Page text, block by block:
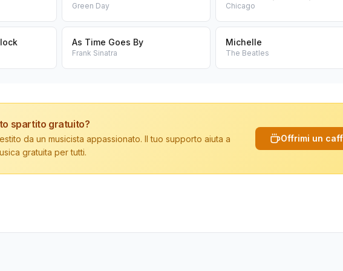
Green Day Chicago
As Time Goes By
Frank Sinatra
Michelle
The Beatles
spartito gratuito?
da un musicista appassionato. Il tuo supporto aiuta a
gratuita per tutti.
Offrimi un